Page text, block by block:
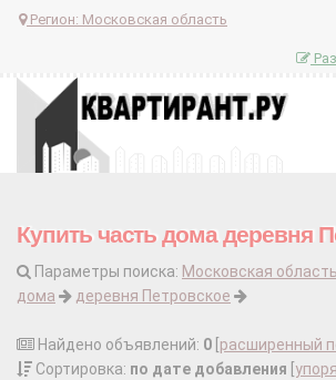
Регион: Московская область
Купить часть дома деревня
Параметры поиска: Московская область
дома
деревня Петровское
Найдено объявлений: 0 расширенный
Сортировка: по дате добавления